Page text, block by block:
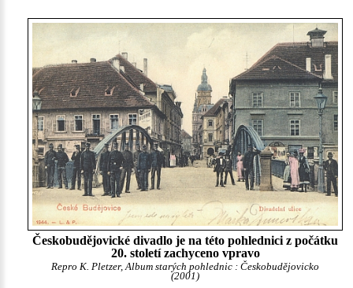
Českobudějovické divadlo je na této pohlednici z počátku
20. století zachyceno vpravo
Repro K. Pletzer, Album starých pohlednic : Českobudějovicko
(2001)